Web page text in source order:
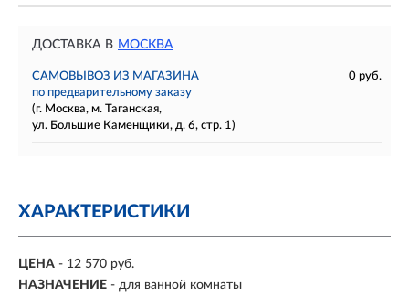
ДОСТАВКА В МОСКВА
САМОВЫВОЗ ИЗ МАГАЗИНА
0 руб.
по предварительному заказу
(г. Москва, м. Таганская,
ул. Большие Каменщики, д. 6, стр. 1)
ХАРАКТЕРИСТИКИ
ЦЕНА - 12 570 руб.
НАЗНАЧЕНИЕ - для ванной комнаты